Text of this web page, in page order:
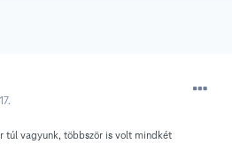
túl vagyunk, többször is volt mindkét